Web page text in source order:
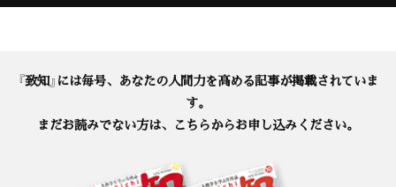
『致知』には毎号、あなたの人間力を高める記事が掲載されていま
す。
まだお読みでない方は、こちらからお申し込みください。